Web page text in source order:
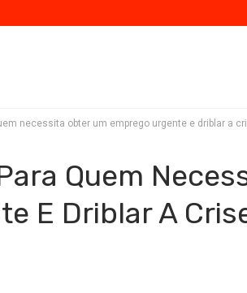
necessita obter um emprego urgente e driblar a
Quem
E Driblar A